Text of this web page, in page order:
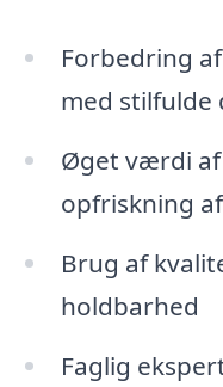
Forbedring
med stilfulde
Øget værdi af
opfriskning
Brug af
holdbarhed
Faglig